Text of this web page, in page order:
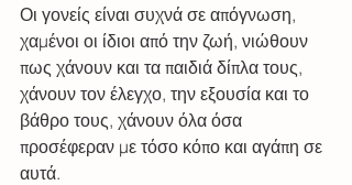
Οι γονείς είναι συχνά σε απόγνωση,
χαμένοι οι ίδιοι από την ζωή, νιώθουν
πως χάνουν και τα παιδιά δίπλα τους,
χάνουν τον έλεγχο, την εξουσία και το
βάθρο τους, χάνουν όλα όσα
προσέφεραν με τόσο κόπο και αγάπη σε
αυτά.